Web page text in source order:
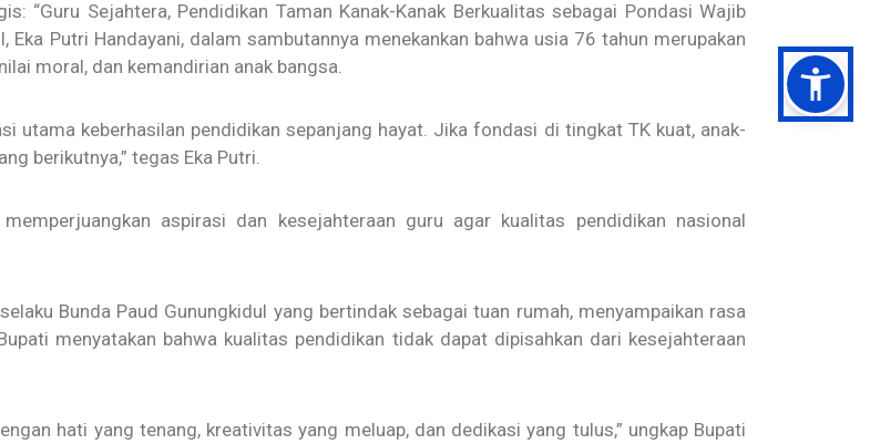
“Guru Sejahtera, Pendidikan Taman Kanak-Kanak Berkualitas sebagai Pondasi Wajib
Eka Putri Handayani, dalam sambutannya menekankan bahwa usia 76 tahun merupakan
moral, dan kemandirian anak bangsa.
utama keberhasilan pendidikan sepanjang hayat. Jika fondasi di tingkat TK kuat, anak-
berikutnya,” tegas Eka Putri.
aspirasi dan kesejahteraan guru agar kualitas pendidikan nasional
Bunda Paud Gunungkidul yang bertindak sebagai tuan rumah, menyampaikan rasa
menyatakan bahwa kualitas pendidikan tidak dapat dipisahkan dari kesejahteraan
hati yang tenang, kreativitas yang meluap, dan dedikasi yang tulus,” ungkap Bupati